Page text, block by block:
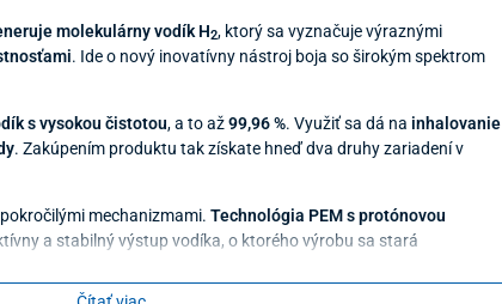
molekulárny vodík H2, ktorý sa vyznačuje výraznými
. Ide o nový inovatívny nástroj boja so širokým spektrom
s vysokou čistotou, a to až99,96 %. Využiť sa dá na inhalovanie
. Zakúpením produktu tak získate hneď dva druhy zariadení v
mechanizmami. Technológia PEMs protónovou
a stabilný výstup vodíka, o ktorého výrobu sa stará